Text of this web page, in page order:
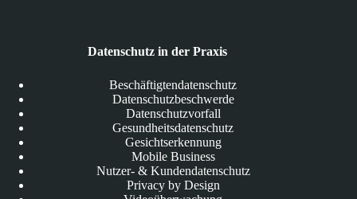
Datenschutz in der Praxis
Beschäftigtendatenschutz
Datenschutzbeschwerde
Datenschutzvorfall
Gesundheitsdatenschutz
Gesichtserkennung
Mobile Business
Nutzer- & Kundendatenschutz
Privacy by Design